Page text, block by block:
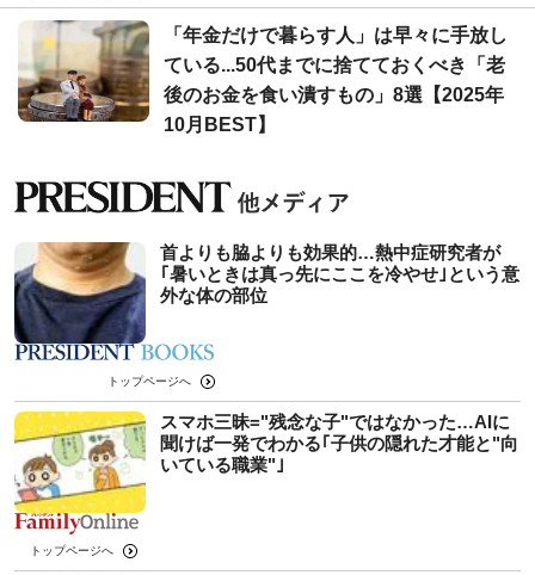
「年金だけで暮らす人」は早々に手放し
ている...50代までに捨てておくべき「老
後のお金を食い潰すもの」8選【2025年
10月BEST】
首よりも脇よりも効果的…熱中症研究者が
｢暑いときは真っ先にここを冷やせ｣という意
外な体の部位
トップページへ
スマホ三昧="残念な子"ではなかった…AIに
聞けば一発でわかる｢子供の隠れた才能と"向
いている職業"｣
トップページへ